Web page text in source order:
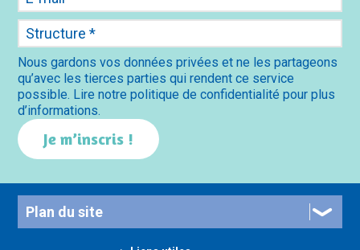
Nous gardons vos données privées et ne les partageons
qu’avec les tierces parties qui rendent ce service
possible. Lire notre politique de confidentialité pour plus
d’informations.
Plan du site